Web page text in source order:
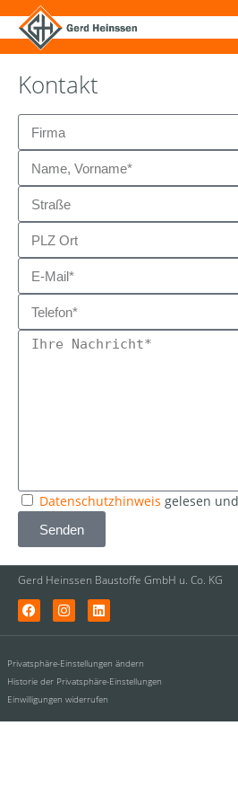
Kontakt
Datenschutzhinweis gelesen
Senden
Gerd Heinssen Baustoffe GmbH u. Co. KG
Privatsphäre-Einstellungen ändern
Historie der Privatsphäre-Einstellungen
Einwilligungen widerrufen